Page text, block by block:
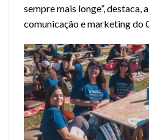
sempre mais longe”, destaca,
comunicação e marketing do